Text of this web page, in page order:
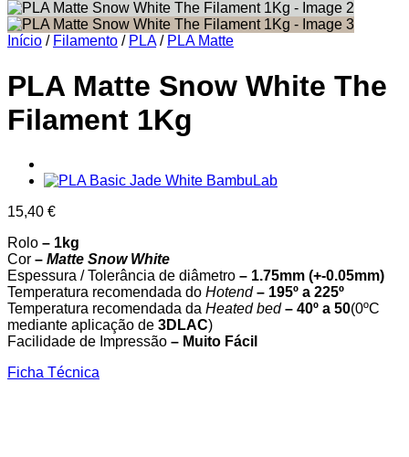
Início / Filamento / PLA / PLA Matte
PLA Matte Snow White The
Filament 1Kg
15,40 €
Rolo – 1kg
Cor – Matte Snow White
Espessura / Tolerância de diâmetro – 1.75mm (+-0.05mm)
Temperatura recomendada do Hotend– 195º a 225º
Temperatura recomendada da Heated bed – 40º a 50(0ºC
mediante aplicação de 3DLAC)
Facilidade de Impressão – Muito Fácil
Ficha Técnica